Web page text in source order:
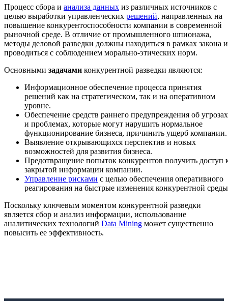
Процесс сбора и анализа данных из различных источников с
целью выработки управленческих решений, направленных на
повышение конкурентоспособности компании в современной
рыночной среде. В отличие от промышленного шпионажа,
методы деловой разведки должны находиться в рамках закона и
проводиться с соблюдением морально-этических норм.
Основными задачами конкурентной разведки являются:
Информационное обеспечение процесса принятия
решений как на стратегическом, так и на оперативном
уровне.
Обеспечение средств раннего предупреждения об угрозах
и проблемах, которые могут нарушить нормальное
функционирование бизнеса, причинить ущерб компании.
Выявление открывающихся перспектив и новых
возможностей для развития бизнеса.
Предотвращение попыток конкурентов получить доступ
закрытой информации компании.
Управление рисками с целью обеспечения оперативного
реагирования на быстрые изменения конкурентной
Поскольку ключевым моментом конкурентной разведки
является сбор и анализ информации, использование
аналитических технологий Data Mining может существенно
повысить ее эффективность.